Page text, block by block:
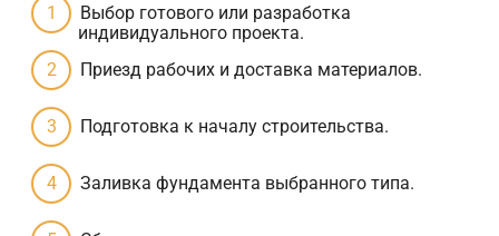
Выбор готового или разработка
индивидуального проекта.
Приезд рабочих и доставка материалов.
Подготовка к началу строительства.
Заливка фундамента выбранного типа.